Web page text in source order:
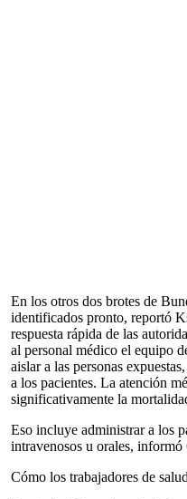
En los otros dos brotes de
identificados pronto, reportó
respuesta rápida de las
al personal médico el equipo
aislar a las personas
a los pacientes. La atención
significativamente la
Eso incluye administrar a los
intravenosos u orales, informó
Cómo los trabajadores de